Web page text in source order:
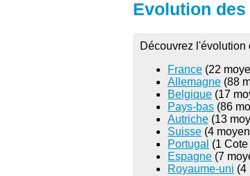
Evolution
Découvrez l'évolution
France (22
Allemagne (88
Belgique (17
Pays-bas (86
Autriche (13
Suisse (4
Portugal (1
Espagne (7
Royaume-uni (4